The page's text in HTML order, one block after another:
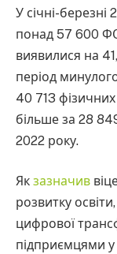
У січні-березні
понад 57 600
виявилися на
період
40 713
більше за 28
2022 року.
Як зазначив
розвитку
цифрової
підприємцями